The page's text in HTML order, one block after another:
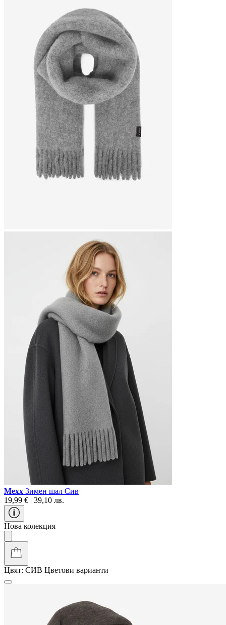
Mexx Зимен шал Сив
19,99 € | 39,10 лв.
Нова колекция
Цвят: СИВ Цветови варианти